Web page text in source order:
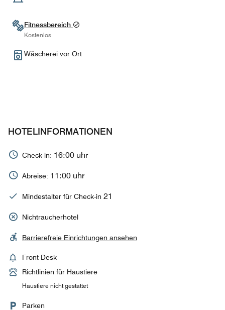
Fitnessbereich
Kostenlos
Wäscherei vor Ort
HOTELINFORMATIONEN
Check-in: 16:00 uhr
Abreise: 11:00 uhr
Mindestalter für Check-in 21
Nichtraucherhotel
Barrierefreie Einrichtungen ansehen
Front Desk
Richtlinien für Haustiere
Haustiere nicht gestattet
Parken